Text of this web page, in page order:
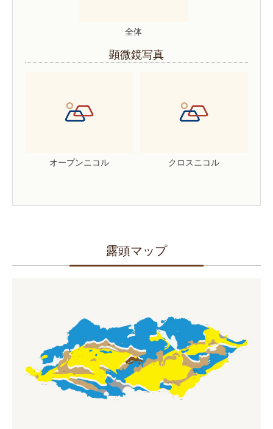
全体
顕微鏡写真
オープンニコル クロスニコル
露頭マップ